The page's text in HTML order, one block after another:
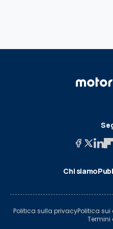
Chi siamo
Politica sulla privacyPolitica sui
Termini